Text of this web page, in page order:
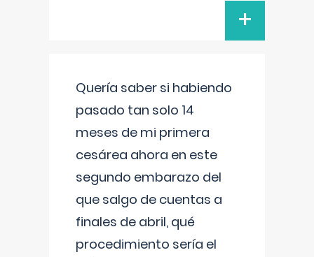
+
Quería saber si habiendo
pasado tan solo 14
meses de mi primera
cesárea ahora en este
segundo embarazo del
que salgo de cuentas a
finales de abril, qué
procedimiento sería el